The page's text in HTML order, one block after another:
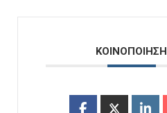
ΚΟΙΝΟΠΟΙΗΣΗ